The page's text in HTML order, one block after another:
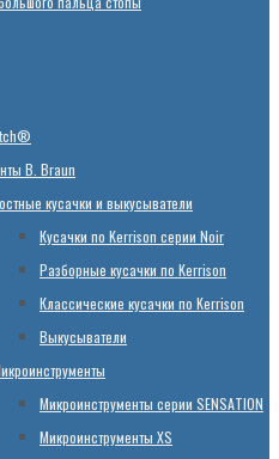
B. Braun
кусачки и выкусыватели
Кусачки по Kerrison серии Noir
Разборные кусачки по Kerrison
Классические кусачки по Kerrison
Выкусыватели
Микроинструменты серии SENSATION
Микроинструменты XS